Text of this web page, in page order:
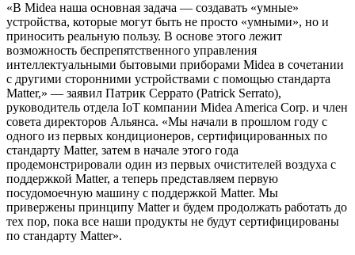
«В Midea наша основная задача — создавать «умные»
устройства, которые могут быть не просто «умными», но и
приносить реальную пользу. В основе этого лежит
возможность беспрепятственного управления
интеллектуальными бытовыми приборами Midea в сочетании
с другими сторонними устройствами с помощью стандарта
Matter,» — заявил Патрик Серрато (Patrick Serrato),
руководитель отдела IoT компании Midea America Corp. и член
совета директоров Альянса. «Мы начали в прошлом году с
одного из первых кондиционеров, сертифицированных по
стандарту Matter, затем в начале этого года
продемонстрировали один из первых очистителей воздуха с
поддержкой Matter, а теперь представляем первую
посудомоечную машину с поддержкой Matter. Мы
привержены принципу Matter и будем продолжать работать до
тех пор, пока все наши продукты не будут сертифицированы
по стандарту Matter».